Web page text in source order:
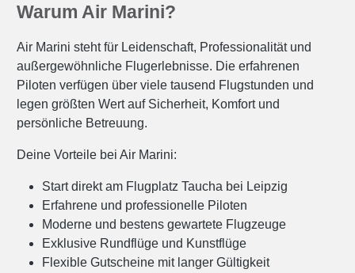
Warum Air Marini?
Air Marini steht für Leidenschaft, Professionalität und
außergewöhnliche Flugerlebnisse. Die erfahrenen
Piloten verfügen über viele tausend Flugstunden und
legen größten Wert auf Sicherheit, Komfort und
persönliche Betreuung.
Deine Vorteile bei Air Marini:
Start direkt am Flugplatz Taucha bei Leipzig
Erfahrene und professionelle Piloten
Moderne und bestens gewartete Flugzeuge
Exklusive Rundflüge und Kunstflüge
Flexible Gutscheine mit langer Gültigkeit